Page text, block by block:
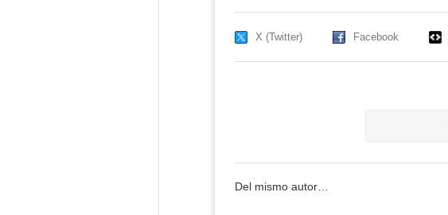
X (Twitter) Facebook
Del mismo autor…